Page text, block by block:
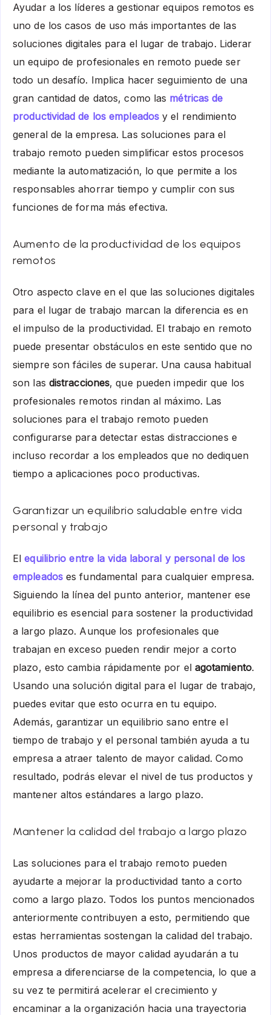
Ayudar a los líderes a gestionar equipos remotos es
uno de los casos de uso más importantes de las
soluciones digitales para el lugar de trabajo. Liderar
un equipo de profesionales en remoto puede ser
todo un desafío. Implica hacer seguimiento de una
gran cantidad de datos, como las métricas de
productividad de los empleados y el rendimiento
general de la empresa. Las soluciones para el
trabajo remoto pueden simplificar estos procesos
mediante la automatización, lo que permite a los
responsables ahorrar tiempo y cumplir con sus
funciones de forma más efectiva.
Aumento de la productividad de los equipos
remotos
Otro aspecto clave en el que las soluciones digitales
para el lugar de trabajo marcan la diferencia es en
el impulso de la productividad. El trabajo en remoto
puede presentar obstáculos en este sentido que no
siempre son fáciles de superar. Una causa habitual
son las distracciones, que pueden impedir que los
profesionales remotos rindan al máximo. Las
soluciones para el trabajo remoto pueden
configurarse para detectar estas distracciones e
incluso recordar a los empleados que no dediquen
tiempo a aplicaciones poco productivas.
Garantizar un equilibrio saludable entre vida
personal y trabajo
Elequilibrio entre la vida laboral y personal de los
empleadoses fundamental para cualquier empresa.
Siguiendo la línea del punto anterior, mantener ese
equilibrio es esencial para sostener la productividad
a largo plazo. Aunque los profesionales que
trabajan en exceso pueden rendir mejor a corto
plazo, esto cambia rápidamente por el agotamiento.
Usando una solución digital para el lugar de trabajo,
puedes evitar que esto ocurra en tu equipo.
Además, garantizar un equilibrio sano entre el
tiempo de trabajo y el personal también ayuda a tu
empresa a atraer talento de mayor calidad. Como
resultado, podrás elevar el nivel de tus productos y
mantener altos estándares a largo plazo.
Mantener la calidad del trabajo a largo plazo
Las soluciones para el trabajo remoto pueden
ayudarte a mejorar la productividad tanto a corto
como a largo plazo. Todos los puntos mencionados
anteriormente contribuyen a esto, permitiendo que
estas herramientas sostengan la calidad del trabajo.
Unos productos de mayor calidad ayudarán a tu
empresa a diferenciarse de la competencia, lo que a
su vez te permitirá acelerar el crecimiento y
encaminar a la organización hacia una trayectoria